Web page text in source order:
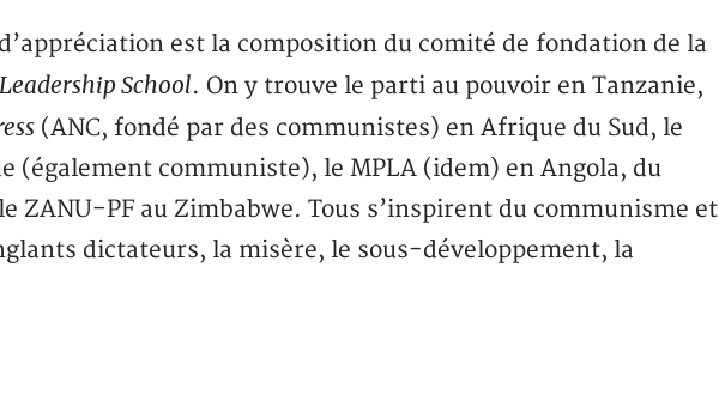
est la composition du comité de fondation de la
School. On y trouve le parti au pouvoir en Tanzanie,
(ANC, fondé par des communistes) en Afrique du Sud, le
(également communiste), le MPLA (idem) en Angola, du
ZANU-PF au Zimbabwe. Tous s’inspirent du communisme et
dictateurs, la misère, le sous-développement, la